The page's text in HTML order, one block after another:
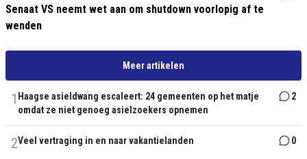
Senaat VS neemt wet aan om shutdown voorlopig af te
wenden
Meer artikelen
1 Haagse asieldwang escaleert: 24 gemeenten op het matje
omdat ze niet genoeg asielzoekers opnemen
2
2Veel vertraging in en naar vakantielanden 0